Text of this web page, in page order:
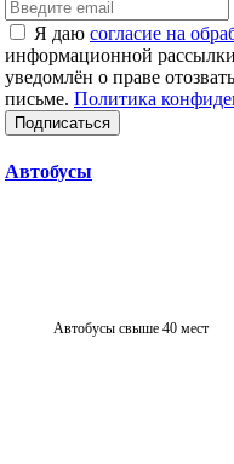
Я даю согласие на
информационной
уведомлён о праве
письме. Политика
Автобусы
Автобусы свыше 40 мест